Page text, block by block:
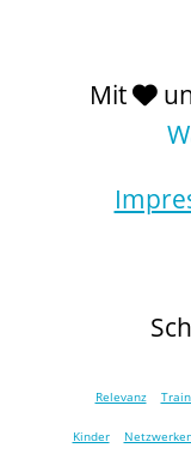
Mit
Relevanz
Kinder